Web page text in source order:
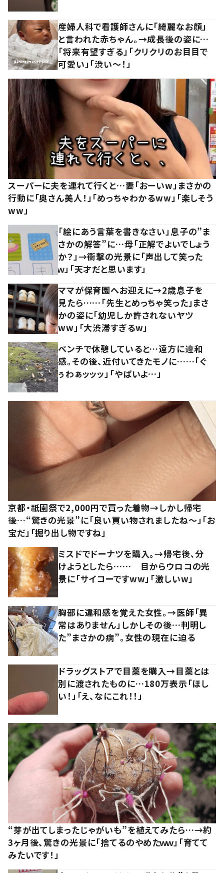
産婦人科で看護師さんに「綺麗なお顔」
と言われた赤ちゃん。→成長後の姿に…
「将来有望すぎる」「クリクリのお目目で
可愛い」「渋い～！」
スーパーに夫を連れて行くと…妻「おーいw」まさかの
行動に「奥さん美人！」「めっちゃわかるww」「楽しそう
ww」
「絵にあう言葉を書きなさい」息子の”ま
さかの解答”に…母「正解でよいでしょう
か？」→衝撃の光景に「声出して笑った
ｗ」「天才だと思います」
ママが保育園へお迎えに→2歳息子を
見たら……「先生とめっちゃ笑った」まさ
かの姿に「幼児しか許されないヤツ
ww」「大渋滞すぎるw」
ベンチで休憩していると…遠方に違和
感。その後、近付いてきたモノに……「ぐ
ぅわぁッッッ」「やばいよ…」
京都・祇園祭で2,000円で買った着物→しかし帰宅
後…“驚きの光景”に「良い買い物されましたね～」「お
宝だ」「掘り出し物ですね」
ミスドでドーナツを購入。→帰宅後、分
けようとしたら…… 目からウロコの光
景に「サイコーですww」「激しいw」
胸部に違和感を覚えた女性。→医師「異
常はありません」しかしその後…判明し
た”まさかの病”。女性の現在に迫る
ドラッグストアで目薬を購入→目薬とは
別に渡されたものに…180万表示「ほし
い！」「え、なにこれ！！」
“芽が出てしまったじゃがいも”を植えてみたら…→約
3ヶ月後、驚きの光景に「捨てるのやめたｗｗ」「育てて
みたいです！」